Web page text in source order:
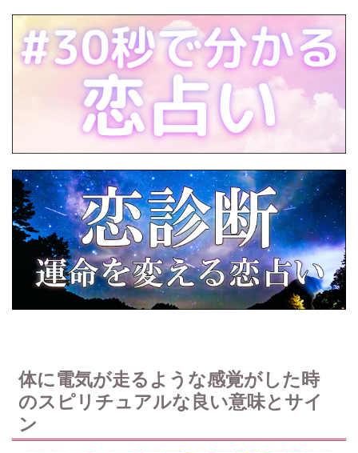
体に電気が走るような感覚がした時
のスピリチュアルな良い意味とサイ
ン